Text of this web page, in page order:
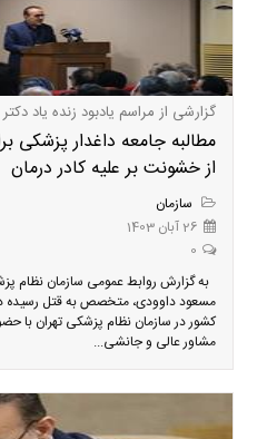
گزارشی از مراسم یادبود زنده یاد
مطالبه جامعه داغدار پزشکی
از خشونت بر علیه کادر درمان
سازمان
26 آبان 1403
0
به گزارش روابط عمومی سازمان نظام
مسعود داوودی، متخصص به قتل رسیده
کشور در سازمان نظام پزشکی تهران با
مشاور عالی و جانشی...